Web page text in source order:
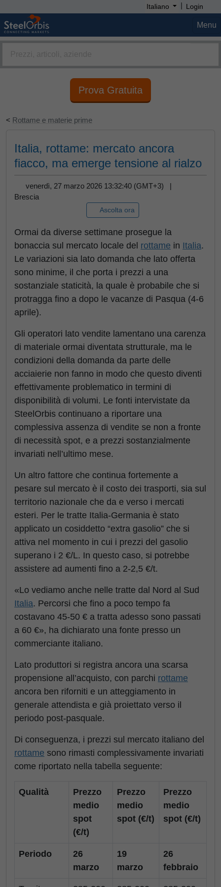
Italiano | Login
Menu
Prova Gratuita
< Rottame e materie prime
Italia, rottame: mercato ancora
fiacco, ma emerge tensione al rialzo
venerdì, 27 marzo 2026 13:32:40 (GMT+3) |
Brescia
Ascolta ora
Ormai da diverse settimane prosegue la
bonaccia sul mercato locale del rottame in Italia.
Le variazioni sia lato domanda che lato offerta
sono minime, il che porta i prezzi a una
sostanziale staticità, la quale è probabile che si
protragga fino a dopo le vacanze di Pasqua (4-6
aprile).
Gli operatori lato vendite lamentano una carenza
di materiale ormai diventata strutturale, ma le
condizioni della domanda da parte delle
acciaierie non fanno in modo che questo diventi
effettivamente problematico in termini di
disponibilità di volumi. Le fonti intervistate da
SteelOrbis continuano a riportare una
complessiva assenza di vendite se non a fronte
di necessità spot, e a prezzi sostanzialmente
invariati nell’ultimo mese.
Un altro fattore che continua fortemente a
pesare sul mercato è il costo dei trasporti, sia sul
territorio nazionale che da e verso i mercati
esteri. Per le tratte Italia-Germania è stato
applicato un cosiddetto “extra gasolio” che si
attiva nel momento in cui i prezzi del gasolio
superano i 2 €/L. In questo caso, si potrebbe
assistere ad aumenti fino a 2-2,5 €/t.
«Lo vediamo anche nelle tratte dal Nord al Sud
Italia. Percorsi che fino a poco tempo fa
costavano 45-50 € a tratta adesso sono passati
a 60 €», ha dichiarato una fonte presso un
commerciante italiano.
Lato produttori si registra ancora una scarsa
propensione all’acquisto, con parchi rottame
ancora ben riforniti e un atteggiamento in
generale attendista e già proiettato verso il
periodo post-pasquale.
Di conseguenza, i prezzi sul mercato italiano del
rottame sono rimasti complessivamente invariati
come riportato nella tabella seguente:
Qualità
Prezzo
medio
spot
(€/t)
Prezzo
medio
spot (€/t)
Prezzo
medio
spot (€/t)
Periodo
26
marzo
19
marzo
26
febbraio